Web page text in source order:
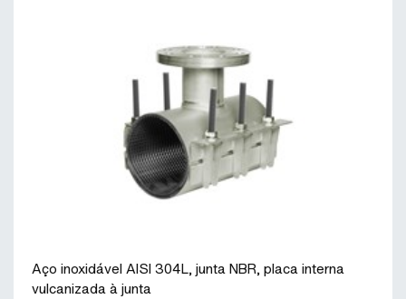
Aço inoxidável AISI 304L, junta NBR, placa interna
vulcanizada à junta